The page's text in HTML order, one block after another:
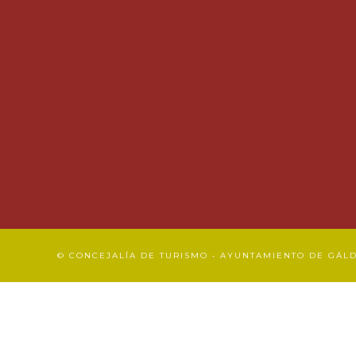
© CONCEJALÍA DE TURISMO • AYUNTAMIENTO DE